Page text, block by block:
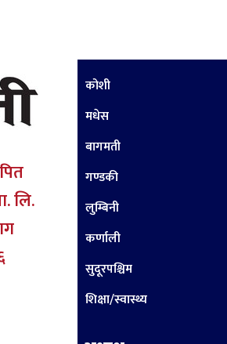
लि.
कोशी
मधेस
बागमती
गण्डकी
लुम्बिनी
कर्णाली
सुदूरपश्चिम
शिक्षा/स्वास्थ्य